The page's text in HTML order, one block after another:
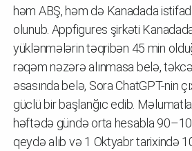
həm ABŞ, həm də Kanadada
olunub. Appfigures şirkəti
yüklənmələrin təqribən 45 min
rəqəm nəzərə alınmasa belə,
əsasında belə, Sora ChatGPT-nin
güclü bir başlanğıc edib.
həftədə gündə orta hesabla
qeydə alıb və 1 Oktyabr tarixində